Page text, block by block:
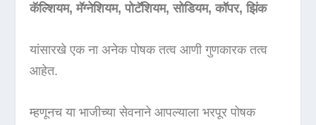
कॅल्शियम, मॅग्नेशियम, पोटॅशियम, सोडियम, कॉपर, झिंक
यांसारखे एक ना अनेक पोषक तत्व आणी गुणकारक तत्व
आहेत.
म्हणूनच या भाजीच्या सेवनाने आपल्याला भरपूर पोषक